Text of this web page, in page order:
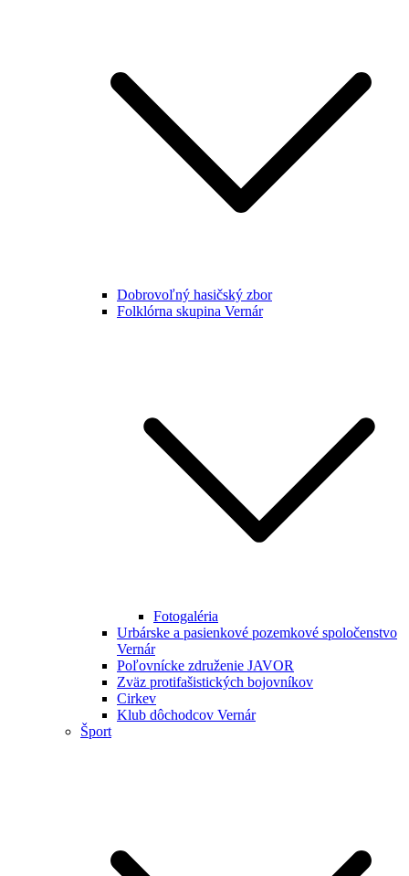
Dobrovoľný hasičský zbor
Folklórna skupina Vernár
Fotogaléria
Urbárske a pasienkové pozemkové spoločenstvo
Vernár
Poľovnícke združenie JAVOR
Zväz protifašistických bojovníkov
Cirkev
Klub dôchodcov Vernár
Šport